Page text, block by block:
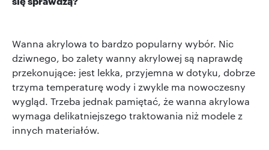
Wanna akrylowa to bardzo popularny wybór. Nic
dziwnego, bo zalety wanny akrylowej są naprawdę
przekonujące: jest lekka, przyjemna w dotyku, dobrze
trzyma temperaturę wody i zwykle ma nowoczesny
wygląd. Trzeba jednak pamiętać, że wanna akrylowa
wymaga delikatniejszego traktowania niż modele z
innych materiałów.